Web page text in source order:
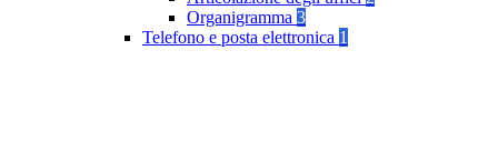
Organigramma 3
Telefono e posta elettronica 1